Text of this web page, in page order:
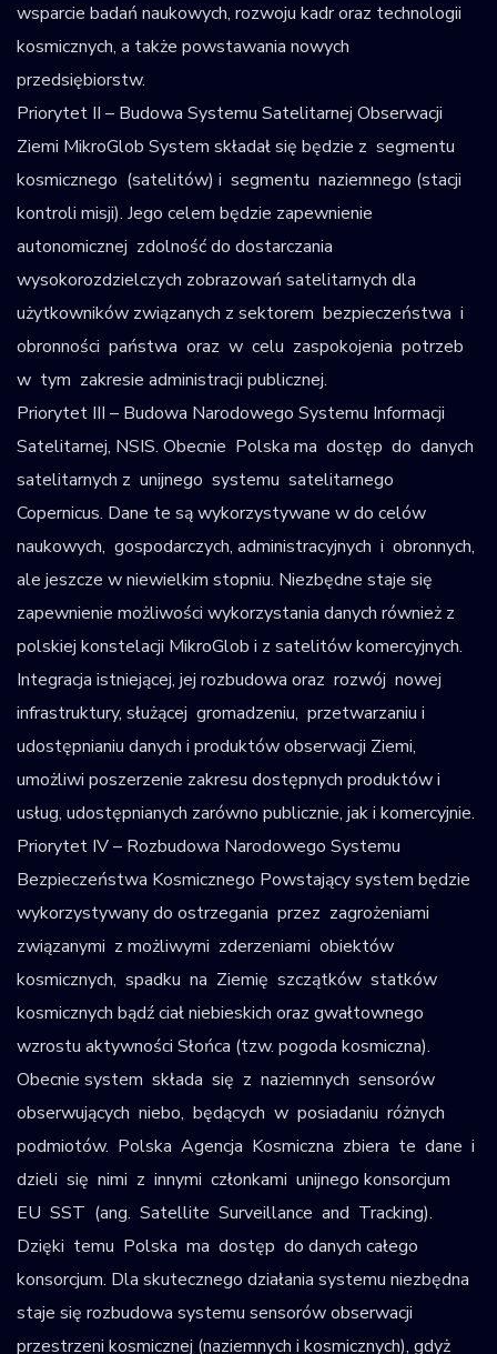
wsparcie badań naukowych, rozwoju kadr oraz technologii
kosmicznych, a także powstawania nowych
przedsiębiorstw.
Priorytet II – Budowa Systemu Satelitarnej Obserwacji
Ziemi MikroGlob System składał się będzie z segmentu
kosmicznego (satelitów) i segmentu naziemnego (stacji
kontroli misji). Jego celem będzie zapewnienie
autonomicznej zdolność do dostarczania
wysokorozdzielczych zobrazowań satelitarnych dla
użytkowników związanych z sektorem bezpieczeństwa i
obronności państwa oraz w celu zaspokojenia potrzeb
w tym zakresie administracji publicznej.
Priorytet III – Budowa Narodowego Systemu Informacji
Satelitarnej, NSIS. Obecnie Polska ma dostęp do danych
satelitarnych z unijnego systemu satelitarnego
Copernicus. Dane te są wykorzystywane w do celów
naukowych, gospodarczych, administracyjnych i obronnych,
ale jeszcze w niewielkim stopniu. Niezbędne staje się
zapewnienie możliwości wykorzystania danych również z
polskiej konstelacji MikroGlob i z satelitów komercyjnych.
Integracja istniejącej, jej rozbudowa oraz rozwój nowej
infrastruktury, służącej gromadzeniu, przetwarzaniu i
udostępnianiu danych i produktów obserwacji Ziemi,
umożliwi poszerzenie zakresu dostępnych produktów i
usług, udostępnianych zarówno publicznie, jak i komercyjnie.
Priorytet IV – Rozbudowa Narodowego Systemu
Bezpieczeństwa Kosmicznego Powstający system będzie
wykorzystywany do ostrzegania przez zagrożeniami
związanymi z możliwymi zderzeniami obiektów
kosmicznych, spadku na Ziemię szczątków statków
kosmicznych bądź ciał niebieskich oraz gwałtownego
wzrostu aktywności Słońca (tzw. pogoda kosmiczna).
Obecnie system składa się z naziemnych sensorów
obserwujących niebo, będących w posiadaniu różnych
podmiotów. Polska Agencja Kosmiczna zbiera te dane i
dzieli się nimi z innymi członkami unijnego konsorcjum
EU SST (ang. Satellite Surveillance and Tracking).
Dzięki temu Polska ma dostęp do danych całego
konsorcjum. Dla skutecznego działania systemu niezbędna
staje się rozbudowa systemu sensorów obserwacji
przestrzeni kosmicznej (naziemnych i kosmicznych), gdyż